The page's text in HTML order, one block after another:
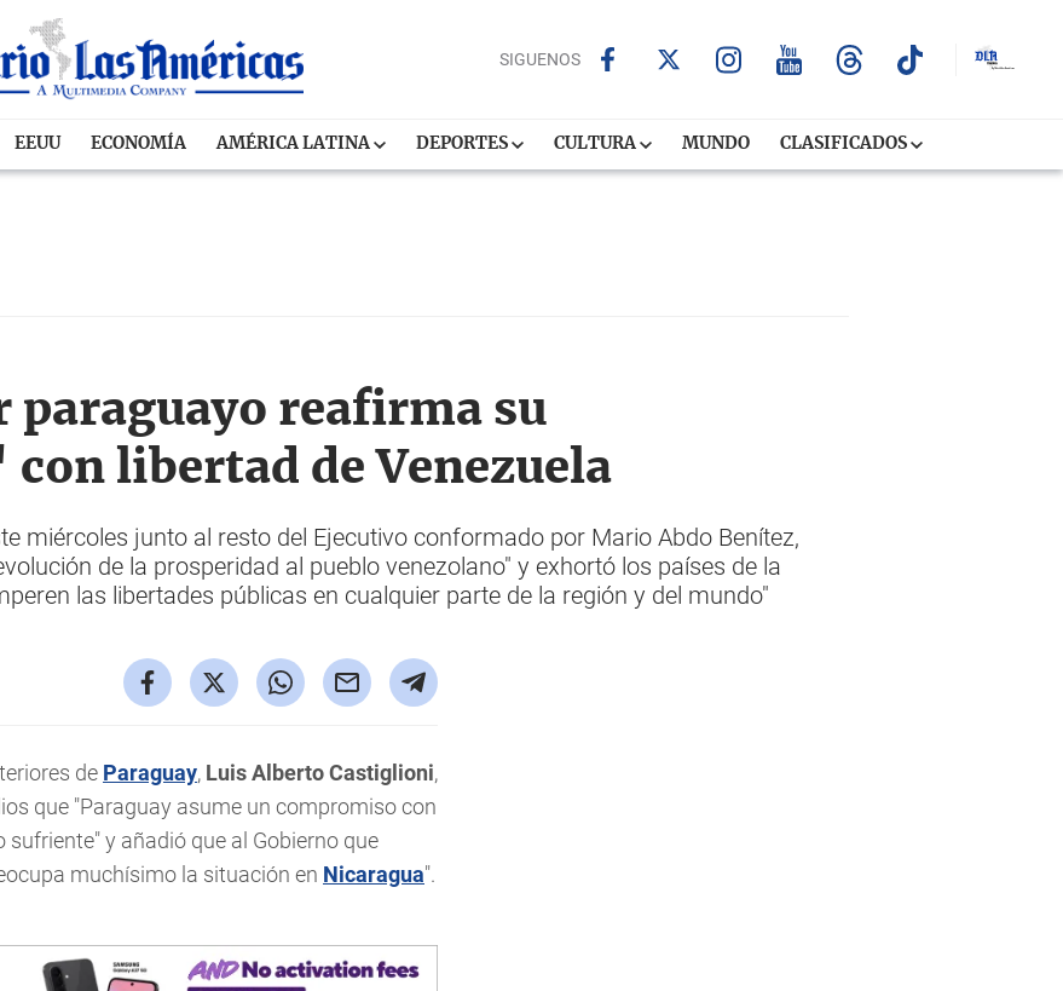
SIGUENOS
EEUU ECONOMÍA AMÉRICA LATINA DEPORTES CULTURA MUNDO CLASIFICADOS
paraguayo reafirma su
libertad de Venezuela
miércoles junto al resto del Ejecutivo conformado por Mario Abdo Benítez,
de la prosperidad al pueblo venezolano" y exhortó los países de la
las libertades públicas en cualquier parte de la región y del mundo"
de Paraguay, Luis Alberto Castiglioni,
que "Paraguay asume un compromiso con
sufriente" y añadió que al Gobierno que
muchísimo la situación en Nicaragua".